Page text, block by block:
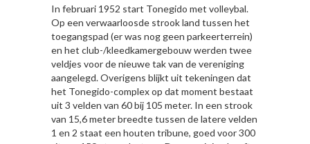
In februari 1952 start Tonegido met volleybal.
Op een verwaarloosde strook land tussen het
toegangspad (er was nog geen parkeerterrein)
en het club-/kleedkamergebouw werden twee
veldjes voor de nieuwe tak van de vereniging
aangelegd. Overigens blijkt uit tekeningen dat
het Tonegido-complex op dat moment bestaat
uit 3 velden van 60 bij 105 meter. In een strook
van 15,6 meter breedte tussen de latere velden
1 en 2 staat een houten tribune, goed voor 300